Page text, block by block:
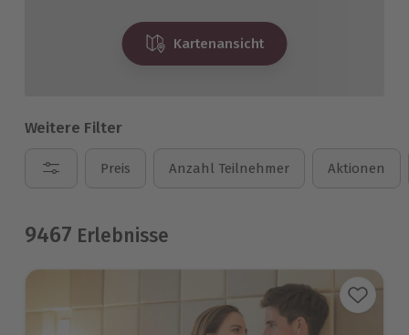
Kartenansicht
Weitere Filter
Preis Anzahl Teilnehmer Aktionen
9467 Erlebnisse